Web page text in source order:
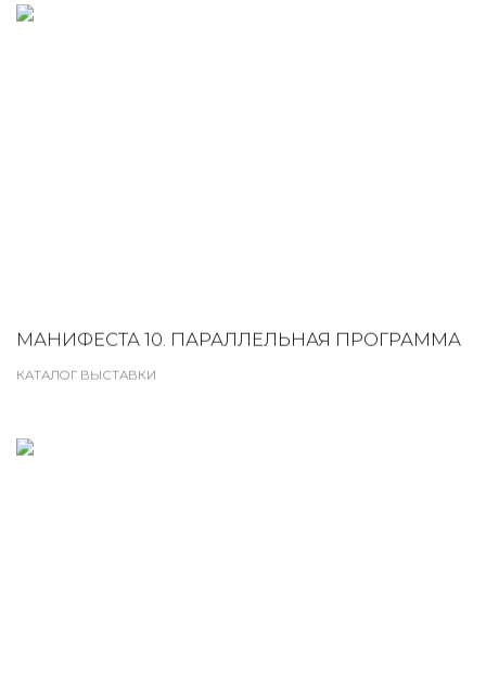
МАНИФЕСТА 10. ПАРАЛЛЕЛЬНАЯ ПРОГРАММА
КАТАЛОГ ВЫСТАВКИ